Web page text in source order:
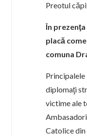
Preotul
În
placă
comuna
diplomaţi
victime ale
Catolice din